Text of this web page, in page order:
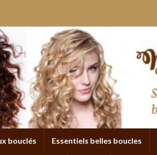
bouclés Essentiels belles boucles